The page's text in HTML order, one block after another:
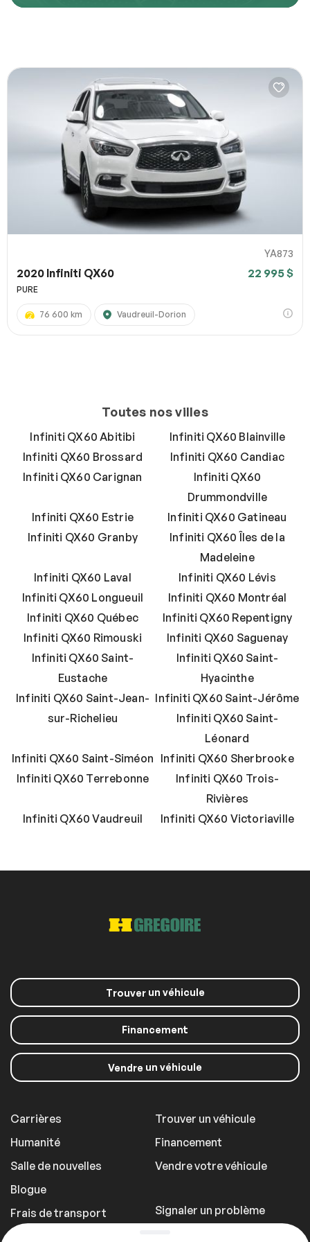
YA873
2020 Infiniti QX60 22 995 $
PURE
76 600 km Vaudreuil-Dorion
Toutes nos villes
Infiniti QX60 Abitibi
Infiniti QX60 Blainville
Infiniti QX60 Brossard
Infiniti QX60 Candiac
Infiniti QX60 Carignan
Infiniti QX60
Drummondville
Infiniti QX60 Estrie
Infiniti QX60 Gatineau
Infiniti QX60 Granby
Infiniti QX60 Îles de la
Madeleine
Infiniti QX60 Laval
Infiniti QX60 Lévis
Infiniti QX60 Longueuil
Infiniti QX60 Montréal
Infiniti QX60 Québec
Infiniti QX60 Repentigny
Infiniti QX60 Rimouski
Infiniti QX60 Saguenay
Infiniti QX60 Saint-
Eustache
Infiniti QX60 Saint-
Hyacinthe
Infiniti QX60 Saint-Jean-
sur-Richelieu
Infiniti QX60 Saint-Jérôme
Infiniti QX60 Saint-
Léonard
Infiniti QX60 Saint-Siméon Infiniti QX60 Sherbrooke
Infiniti QX60 Terrebonne
Infiniti QX60 Trois-
Rivières
Infiniti QX60 Vaudreuil
Infiniti QX60 Victoriaville
100% SÉCURITAIRE
Soumettre
Trouverun véhicule
Financement
Vendre un véhicule
Carrières
Humanité
Salle de nouvelles
Blogue
Frais de transport
Trouver un véhicule
Financement
Vendre votre véhicule
Signaler un problème
URL de la page
URL de capture d`écran
Partagez un lien vers une capture d`écran ou une vidéo
illustrant le problème (facultatif). Vous pouvez importer
votre fichier sur des services comme Google Drive,
Dropbox, Imgur ou OneDrive et coller le lien ici.